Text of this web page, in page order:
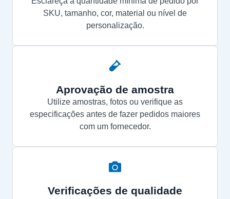
SKU, tamanho, cor, material ou nível de
personalização.
Aprovação de amostra
Utilize amostras, fotos ou verifique as
especificações antes de fazer pedidos maiores
com um fornecedor.
Verificações de qualidade